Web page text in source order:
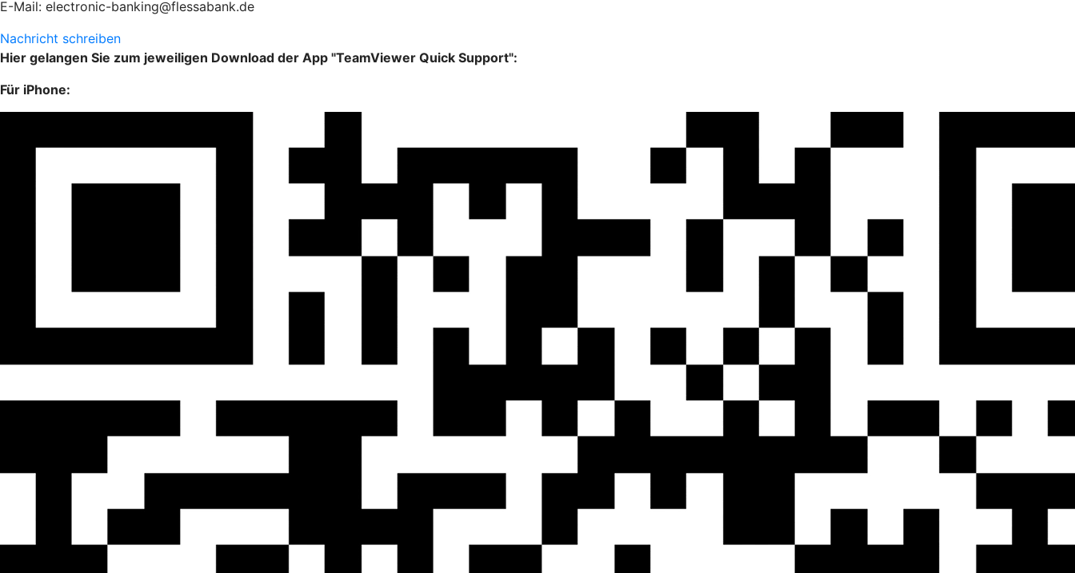
E-Mail: electronic-banking@flessabank.de
Nachricht schreiben
Hier gelangen Sie zum jeweiligen Download der App "TeamViewer Quick Support":
Für iPhone: